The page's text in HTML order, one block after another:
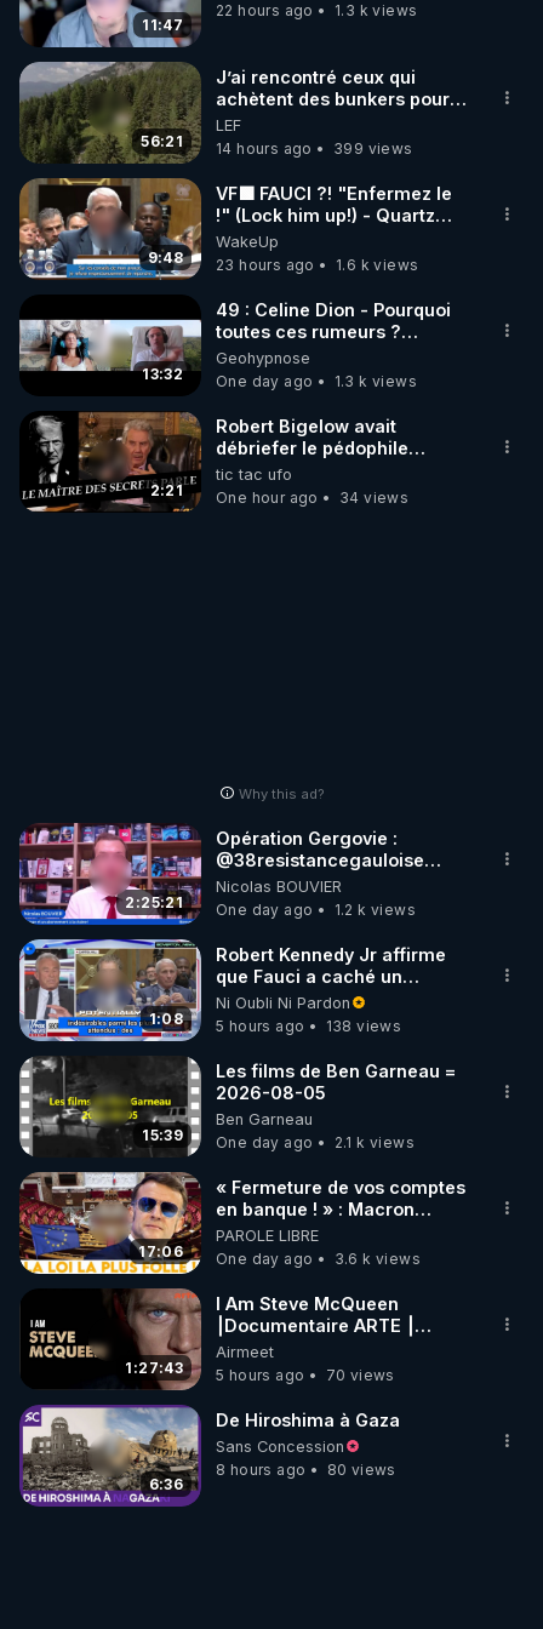
doigt des défaillances
de suivi. Par exemple,
en raison de
contraintes
budgétaires, le nombre
de mères et d'enfants
accompagnés…
exemple, en raison de
nombre de mères et
d'enfants accompagnés…
11:47
22 hours ago
1.3 k views
56:21
J’ai rencontré ceux qui
achètent des bunkers pour
survivre à la fin du monde
LEF
14 hours ago
399 views
9:48
VF🟩 FAUCI ?! "Enfermez le
!" (Lock him up!) - Quartz
Traduction
WakeUp
23 hours ago
1.6 k views
13:32
49 : Celine Dion - Pourquoi
toutes ces rumeurs ?
Enquête sous hypnose
Geohypnose
One day ago
1.3 k views
2:21
Robert Bigelow avait
débriefer le pédophile
génocidaire de donald j
trump
tic tac ufo
One hour ago
34 views
Why this ad?
2:25:21
Opération Gergovie :
‪@38resistancegauloise‬
‪@MarionSigautOfficiel‬
‪@gladysriifard5710‬ Laëtitia
Nicolas BOUVIER
One day ago
1.2 k views
1:08
Robert Kennedy Jr affirme
que Fauci a caché un
infarctus pulmonaire
survenu après sa
vaccination
Ni Oubli Ni Pardon
5 hours ago
138 views
15:39
Les films de Ben Garneau =
2026-08-05
Ben Garneau
One day ago
2.1 k views
17:06
« Fermeture de vos comptes
en banque ! » : Macron
impose une loi folle !
PAROLE LIBRE
One day ago
3.6 k views
1:27:43
I Am Steve McQueen
⎮Documentaire ARTE ⎮
Cinema
Airmeet
5 hours ago
70 views
6:36
De Hiroshima à Gaza
Sans Concession
8 hours ago
80 views